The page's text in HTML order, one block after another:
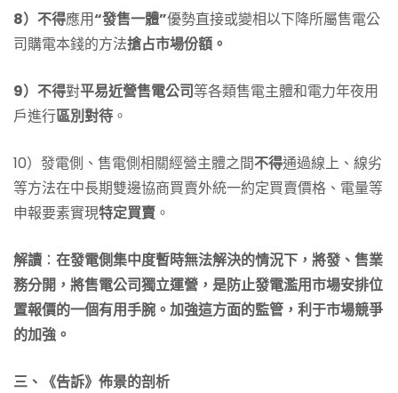
8）不得應用“發售一體”優勢直接或變相以下降所屬售電公
司購電本錢的方法搶占市場份額。
9）不得對平易近營售電公司等各類售電主體和電力年夜用
戶進行區別對待 。
10）發電側、售電側相關經營主體之間不得通過線上、線劣
等方法在中長期雙邊協商買賣外統一約定買賣價格、電量等
申報要素實現特定買賣 。
解讀 ： 在發電側集中度暫時無法解決的情況下，將發、售業
務分開，將售電公司獨立運營，是防止發電濫用市場安排位
置報價的一個有用手腕。加強這方面的監管，利于市場競爭
的加強。
三、《告訴》佈景的剖析